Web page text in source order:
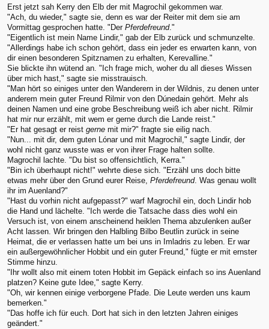
Erst jetzt sah Kerry den Elb der mit Magrochil gekommen war.
"Ach, du wieder," sagte sie, denn es war der Reiter mit dem sie am
Vormittag gesprochen hatte. "Der Pferdefreund."
"Eigentlich ist mein Name Lindir," gab der Elb zurück und schmunzelte.
"Allerdings habe ich schon gehört, dass ein jeder es erwarten kann, von
dir einen besonderen Spitznamen zu erhalten, Kerevalline."
Sie blickte ihn wütend an. "Ich frage mich, woher du all dieses Wissen
über mich hast," sagte sie misstrauisch.
"Man hört so einiges unter den Wanderern in der Wildnis, zu denen unter
anderem mein guter Freund Rilmir von den Dúnedain gehört. Mehr als
deinen Namen und eine grobe Beschreibung weiß ich aber nicht. Rilmir
hat mir nur erzählt, mit wem er gerne durch die Lande reist."
"Er hat gesagt er reist gerne mit mir?" fragte sie eilig nach.
"Nun... mit dir, dem guten Lónar und mit Magrochil," sagte Lindir, der
wohl nicht ganz wusste was er von ihrer Frage halten sollte.
Magrochil lachte. "Du bist so offensichtlich, Kerra."
"Bin ich überhaupt nicht!" wehrte diese sich. "Erzähl uns doch bitte
etwas mehr über den Grund eurer Reise, Pferdefreund. Was genau wollt
ihr im Auenland?"
"Hast du vorhin nicht aufgepasst?" warf Magrochil ein, doch Lindir hob
die Hand und lächelte. "Ich werde die Tatsache dass dies wohl ein
Versuch ist, von einem anscheinend heiklen Thema abzulenken außer
Acht lassen. Wir bringen den Halbling Bilbo Beutlin zurück in seine
Heimat, die er verlassen hatte um bei uns in Imladris zu leben. Er war
ein außergewöhnlicher Hobbit und ein guter Freund," fügte er mit ernster
Stimme hinzu.
"Ihr wollt also mit einem toten Hobbit im Gepäck einfach so ins Auenland
platzen? Keine gute Idee," sagte Kerry.
"Oh, wir kennen einige verborgene Pfade. Die Leute werden uns kaum
bemerken."
"Das hoffe ich für euch. Dort hat sich in den letzten Jahren einiges
geändert."